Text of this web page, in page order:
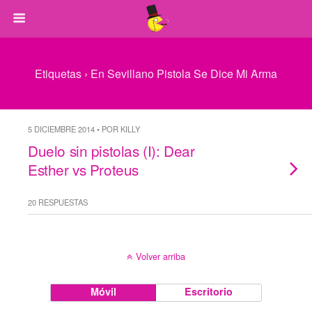
Etiquetas › En Sevillano Pistola Se Dice Mi Arma
5 DICIEMBRE 2014 • POR KILLY
Duelo sin pistolas (I): Dear
Esther vs Proteus
20 RESPUESTAS
Volver arriba
Móvil Escritorio